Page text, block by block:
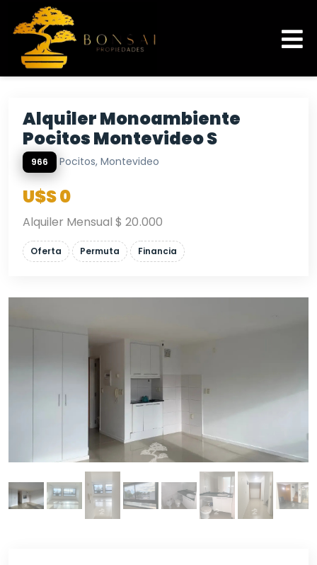
Alquiler Monoambiente
Pocitos Montevideo S
966 Pocitos, Montevideo
U$S 0
Alquiler Mensual $ 20.000
Oferta Permuta Financia